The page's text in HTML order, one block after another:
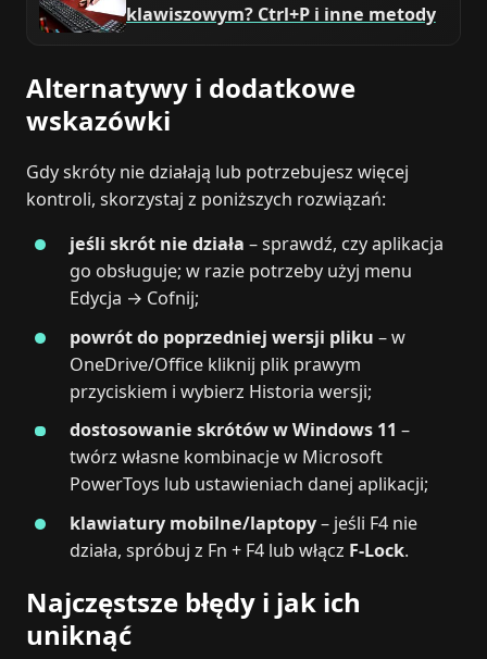
klawiszowym? Ctrl+P i inne metody
Alternatywy i dodatkowe
wskazówki
Gdy skróty nie działają lub potrzebujesz więcej
kontroli, skorzystaj z poniższych rozwiązań:
jeśli skrót nie działa – sprawdź, czy aplikacja
go obsługuje; w razie potrzeby użyj menu
Edycja → Cofnij;
powrót do poprzedniej wersji pliku – w
OneDrive/Office kliknij plik prawym
przyciskiem i wybierz Historia wersji;
dostosowanie skrótów w Windows 11 –
twórz własne kombinacje w Microsoft
PowerToys lub ustawieniach danej aplikacji;
klawiatury mobilne/laptopy– jeśli F4 nie
działa, spróbuj z Fn + F4 lub włącz F‑Lock.
Najczęstsze błędy i jak ich
uniknąć